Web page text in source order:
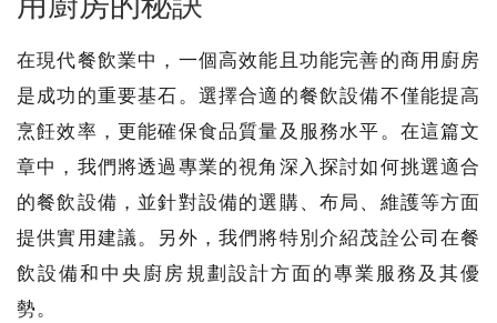
在現代餐飲業中，一個高效能且功能完善的商用廚房
是成功的重要基石。選擇合適的餐飲設備不僅能提高
烹飪效率，更能確保食品質量及服務水平。在這篇文
章中，我們將透過專業的視角深入探討如何挑選適合
的餐飲設備，並針對設備的選購、布局、維護等方面
提供實用建議。另外，我們將特別介紹茂詮公司在餐
飲設備和中央廚房規劃設計方面的專業服務及其優
勢。